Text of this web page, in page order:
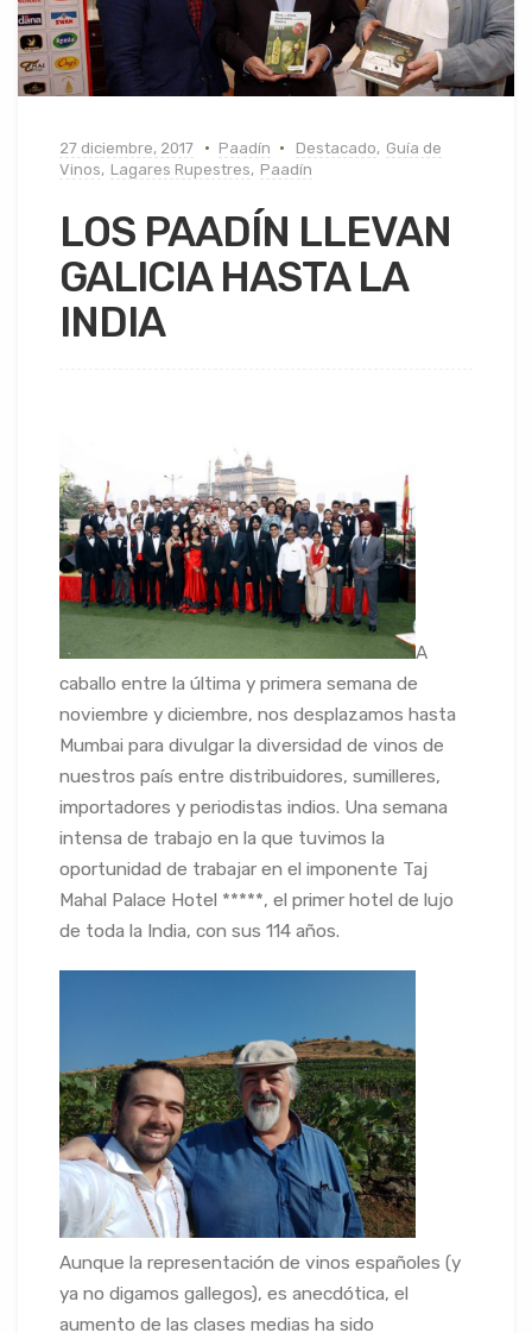
27 diciembre, 2017 Paadín Destacado, Guía de
Vinos, Lagares Rupestres, Paadín
LOS PAADÍN LLEVAN
GALICIA HASTA LA
INDIA
A
caballo entre la última y primera semana de
noviembre y diciembre, nos desplazamos hasta
Mumbai para divulgar la diversidad de vinos de
nuestros país entre distribuidores, sumilleres,
importadores y periodistas indios. Una semana
intensa de trabajo en la que tuvimos la
oportunidad de trabajar en el imponente Taj
Mahal Palace Hotel *****, el primer hotel de lujo
de toda la India, con sus 114 años.
Aunque la representación de vinos españoles (y
ya no digamos gallegos), es anecdótica, el
aumento de las clases medias ha sido